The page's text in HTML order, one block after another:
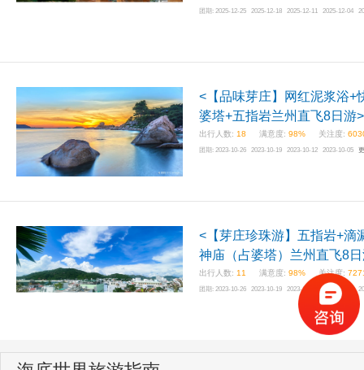
团期: 2025-12-25 2025-12-18 2025-12-11 2025-12-04
<【品味芽庄】网红泥浆浴+
婆塔+五指岩兰州直飞8日游>
出行人数: 18 满意度: 98% 关注度:
团期: 2023-10-26 2023-10-19 2023-10-12 2023-10-05
<【芽庄珍珠游】五指岩+滴
神庙（占婆塔）兰州直飞8
出行人数: 11 满意度: 98% 关注度:
团期: 2023-10-26 2023-10-19 2023-10-12 2023-10-05